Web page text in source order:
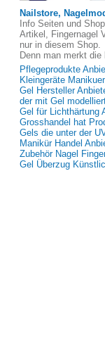
Nailstore,
Info Seiten und
Artikel, Fingernagel
nur in diesem Shop.
Denn man merkt die
Pflegeprodukte
Kleingeräte
Gel Hersteller
der mit Gel
Gel für Lichthärtung
Grosshandel hat
Gels die unter der
Manikür Handel
Zubehör Nagel
Gel Überzug